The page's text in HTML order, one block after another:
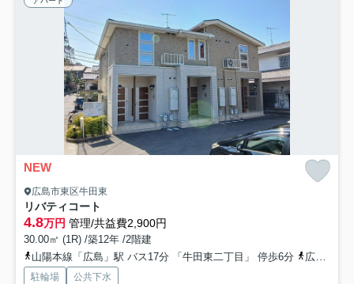
NEW
広島市東区牛田東
リバティコート
4.8万円 管理/共益費2,900円
30.00㎡ (1R) /築12年 /2階建
山陽本線「広島」駅 バス17分 「牛田東二丁目」 停歩6分
広島電鉄本線「広島駅」駅 バス17分 「牛田東二丁目」 停歩6分
駐輪場 公共下水